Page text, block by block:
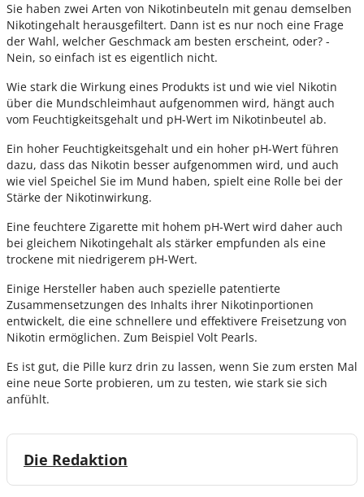
Sie haben zwei Arten von Nikotinbeuteln mit genau demselben
Nikotingehalt herausgefiltert. Dann ist es nur noch eine Frage
der Wahl, welcher Geschmack am besten erscheint, oder? -
Nein, so einfach ist es eigentlich nicht.
Wie stark die Wirkung eines Produkts ist und wie viel Nikotin
über die Mundschleimhaut aufgenommen wird, hängt auch
vom Feuchtigkeitsgehalt und pH-Wert im Nikotinbeutel ab.
Ein hoher Feuchtigkeitsgehalt und ein hoher pH-Wert führen
dazu, dass das Nikotin besser aufgenommen wird, und auch
wie viel Speichel Sie im Mund haben, spielt eine Rolle bei der
Stärke der Nikotinwirkung.
Eine feuchtere Zigarette mit hohem pH-Wert wird daher auch
bei gleichem Nikotingehalt als stärker empfunden als eine
trockene mit niedrigerem pH-Wert.
Einige Hersteller haben auch spezielle patentierte
Zusammensetzungen des Inhalts ihrer Nikotinportionen
entwickelt, die eine schnellere und effektivere Freisetzung von
Nikotin ermöglichen. Zum Beispiel Volt Pearls.
Es ist gut, die Pille kurz drin zu lassen, wenn Sie zum ersten Mal
eine neue Sorte probieren, um zu testen, wie stark sie sich
anfühlt.
Die Redaktion